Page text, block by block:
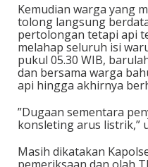
Kemudian warga yang
tolong langsung
pertolongan tetapi api
melahap seluruh isi
pukul 05.30 WIB,
dan bersama warga
api hingga akhirnya
‎”Dugaan sementara
konsleting arus listrik,”
Masih dikatakan
pemeriksaan dan olah